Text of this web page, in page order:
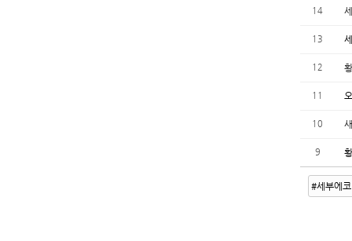
14
13
12
11
10
9